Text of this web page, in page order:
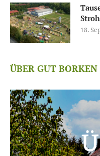
18.
ÜBER GUT BORKEN